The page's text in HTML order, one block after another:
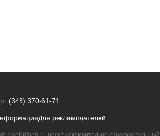
(343) 370-61-71
Для рекламодателей
bankinform.ru, носит исключительно